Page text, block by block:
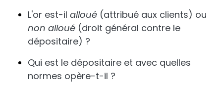
L'or est-il alloué (attribué aux clients) ou
non alloué (droit général contre le
dépositaire) ?
Qui est le dépositaire et avec quelles
normes opère-t-il ?